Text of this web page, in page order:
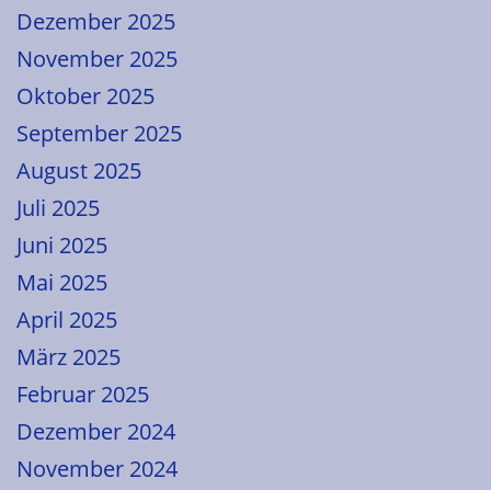
Dezember 2025
November 2025
Oktober 2025
September 2025
August 2025
Juli 2025
Juni 2025
Mai 2025
April 2025
März 2025
Februar 2025
Dezember 2024
November 2024